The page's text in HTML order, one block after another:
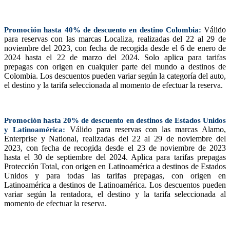
Promoción hasta 40% de descuento en destino Colombia: Válido
para reservas con las marcas Localiza, realizadas del 22 al 29 de
noviembre del 2023, con fecha de recogida desde el 6 de enero de
2024 hasta el 22 de marzo del 2024. Solo aplica para tarifas
prepagas con origen en cualquier parte del mundo a destinos de
Colombia. Los descuentos pueden variar según la categoría del auto,
el destino y la tarifa seleccionada al momento de efectuar la reserva.
Promoción hasta 20% de descuento en destinos de Estados Unidos
y Latinoamérica: Válido para reservas con las marcas Alamo,
Enterprise y National, realizadas del 22 al 29 de noviembre del
2023, con fecha de recogida desde el 23 de noviembre de 2023
hasta el 30 de septiembre del 2024. Aplica para tarifas prepagas
Protección Total, con origen en Latinoamérica a destinos de Estados
Unidos y para todas las tarifas prepagas, con origen en
Latinoamérica a destinos de Latinoamérica. Los descuentos pueden
variar según la rentadora, el destino y la tarifa seleccionada al
momento de efectuar la reserva.